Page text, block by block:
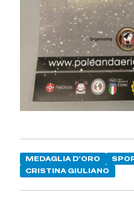
MEDAGLIA D'ORO
CRISTINA GIULIANO